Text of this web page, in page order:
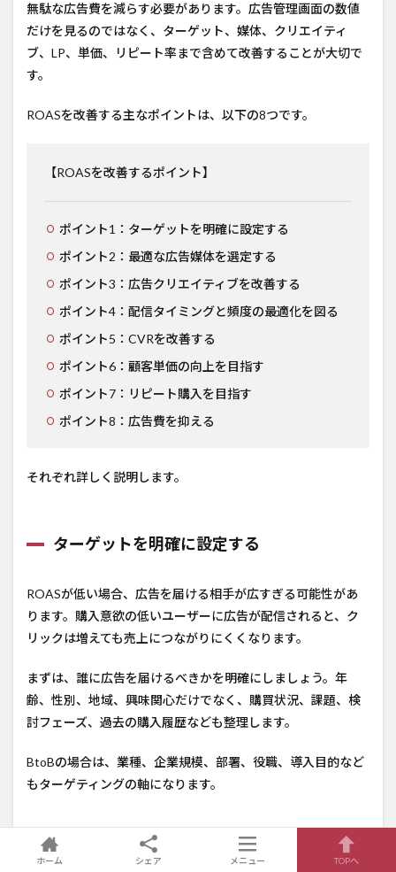
無駄な広告費を減らす必要があります。広告管理画面の数値
だけを見るのではなく、ターゲット、媒体、クリエイティ
ブ、LP、単価、リピート率まで含めて改善することが大切で
す。
ROASを改善する主なポイントは、以下の8つです。
【ROASを改善するポイント】
ポイント1：ターゲットを明確に設定する
ポイント2：最適な広告媒体を選定する
ポイント3：広告クリエイティブを改善する
ポイント4：配信タイミングと頻度の最適化を図る
ポイント5：CVRを改善する
ポイント6：顧客単価の向上を目指す
ポイント7：リピート購入を目指す
ポイント8：広告費を抑える
それぞれ詳しく説明します。
ターゲットを明確に設定する
ROASが低い場合、広告を届ける相手が広すぎる可能性があ
ります。購入意欲の低いユーザーに広告が配信されると、ク
リックは増えても売上につながりにくくなります。
まずは、誰に広告を届けるべきかを明確にしましょう。年
齢、性別、地域、興味関心だけでなく、購買状況、課題、検
討フェーズ、過去の購入履歴なども整理します。
BtoBの場合は、業種、企業規模、部署、役職、導入目的など
もターゲティングの軸になります。
最適な広告媒体を選定する
ホーム シェア メニュー TOPへ